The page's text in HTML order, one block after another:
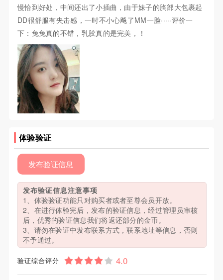
慢恰到好处，中间还出了小插曲，由于妹子的胸部大包裹起
DD很舒服有夹击感，一时不小心飚了MM一脸·····评价一
下：兔兔真的不错，乳胶真的是完美，！
体验验证
发布验证信息
发布验证信息注意事项
1、体验验证功能只对购买者或者至尊会员开放。
2、在进行体验完后，发布的验证信息，经过管理员审核
后，优秀的验证信息我们将返还部分的金币。
3、请勿在验证中发布联系方式，联系地址等信息，否则
不予通过。
验证综合评分